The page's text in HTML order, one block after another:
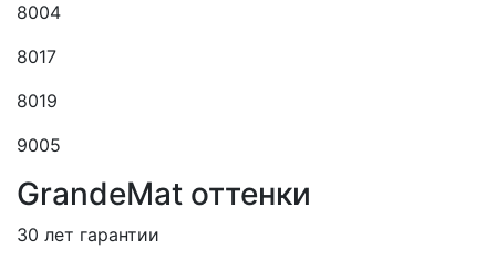
8004
8017
8019
9005
GrandeMat оттенки
30 лет гарантии